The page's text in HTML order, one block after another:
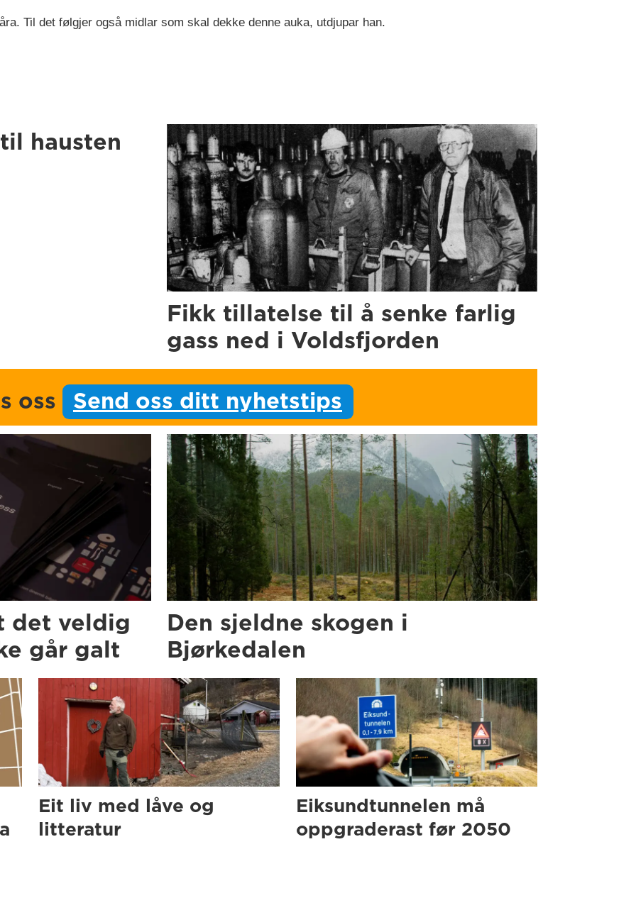
Til det følgjer også midlar som skal dekke denne auka, utdjupar han.
hausten
Fikk tillatelse til å senke farlig
gass ned i Voldsfjorden
oss Send oss ditt nyhetstips
det veldig
går galt
Den sjeldne skogen i
Bjørkedalen
Eit liv med låve og
litteratur
Eiksundtunnelen må
oppgraderast før 2050